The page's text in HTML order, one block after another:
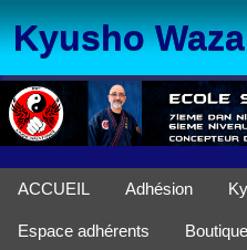
Kyusho
ACCUEIL Adhésion
Espace adhérents